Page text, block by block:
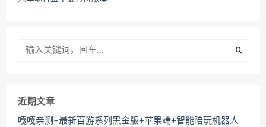
近期文章
嘎嘎亲测–最新百游系列黑金版+苹果端+智能陪玩机器人